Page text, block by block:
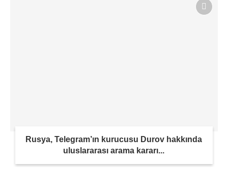
Rusya, Telegram’ın kurucusu Durov hakkında
uluslararası arama kararı...